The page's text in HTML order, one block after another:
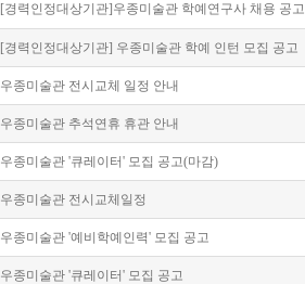
[경력인정대상기관]우종미술관 학예연구사 채용 공고
[경력인정대상기관] 우종미술관 학예 인턴 모집 공고
우종미술관 전시교체 일정 안내
우종미술관 추석연휴 휴관 안내
우종미술관 '큐레이터' 모집 공고(마감)
우종미술관 전시교체일정
우종미술관 '예비학예인력' 모집 공고
우종미술관 '큐레이터' 모집 공고